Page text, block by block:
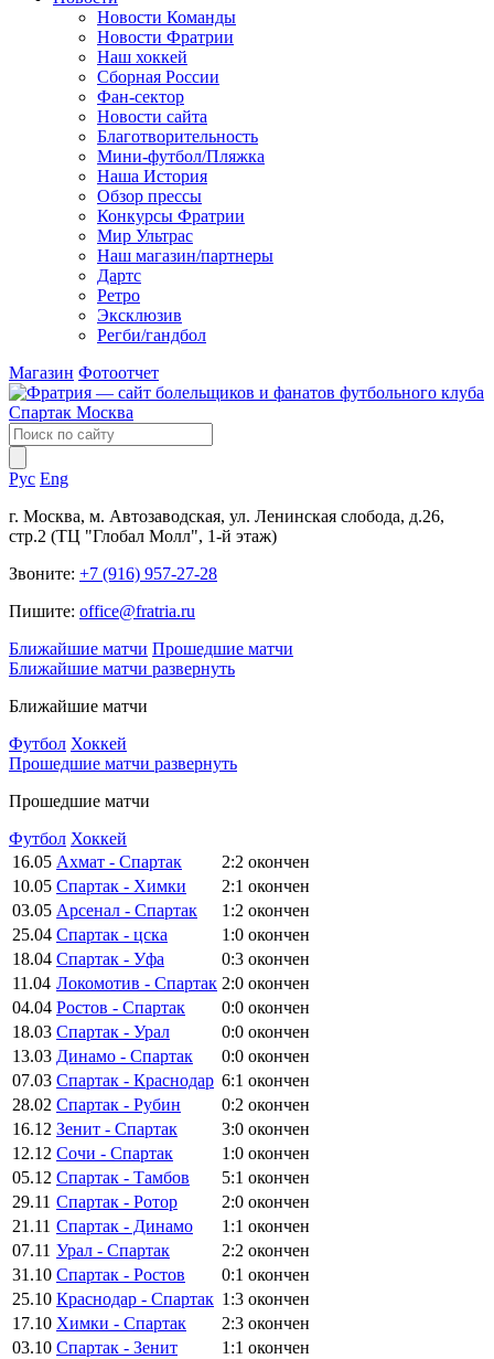
Новости Команды
Новости Фратрии
Наш хоккей
Сборная России
Фан-cектор
Новости сайта
Благотворительность
Мини-футбол/Пляжка
Наша История
Обзор прессы
Конкурсы Фратрии
Мир Ультрас
Наш магазин/партнеры
Дартс
Ретро
Эксклюзив
Регби/гандбол
Магазин Фотоотчет
Рус Eng
г. Москва, м. Автозаводская, ул. Ленинская слобода, д.26,
стр.2 (ТЦ "Глобал Молл", 1-й этаж)
Звоните: +7 (916) 957-27-28
Пишите: office@fratria.ru
Ближайшие матчи Прошедшие матчи
Ближайшие матчи развернуть
Ближайшие матчи
Футбол Хоккей
Прошедшие матчи развернуть
Прошедшие матчи
Футбол Хоккей
16.05 Ахмат - Спартак 2:2 окончен
10.05 Спартак - Химки 2:1 окончен
03.05 Арсенал - Спартак 1:2 окончен
25.04 Спартак - цска 1:0 окончен
18.04 Спартак - Уфа 0:3 окончен
11.04 Локомотив - Спартак 2:0 окончен
04.04 Ростов - Спартак 0:0 окончен
18.03 Спартак - Урал 0:0 окончен
13.03 Динамо - Спартак 0:0 окончен
07.03 Спартак - Краснодар 6:1 окончен
28.02 Спартак - Рубин 0:2 окончен
16.12 Зенит - Спартак 3:0 окончен
12.12 Сочи - Спартак 1:0 окончен
05.12 Спартак - Тамбов 5:1 окончен
29.11 Спартак - Ротор 2:0 окончен
21.11 Спартак - Динамо 1:1 окончен
07.11 Урал - Спартак 2:2 окончен
31.10 Спартак - Ростов 0:1 окончен
25.10 Краснодар - Спартак 1:3 окончен
17.10 Химки - Спартак 2:3 окончен
03.10 Спартак - Зенит 1:1 окончен